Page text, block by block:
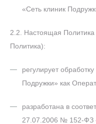
«Сеть клиник
2.2. Настоящая
Политика):
регулирует
Подружки» как
разработана в
27.07.2006 № 152-ФЗ